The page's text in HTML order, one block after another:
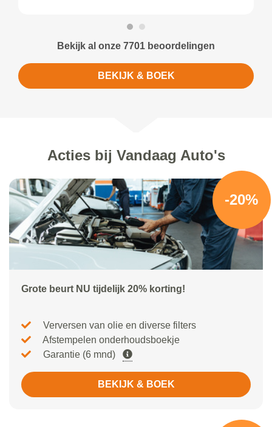
Bekijk al onze 7701 beoordelingen
BEKIJK & BOEK
Acties bij Vandaag Auto's
-20%
Grote beurt NU tijdelijk 20% korting!
Verversen van olie en diverse filters
Afstempelen onderhoudsboekje
Garantie (6 mnd)
BEKIJK & BOEK